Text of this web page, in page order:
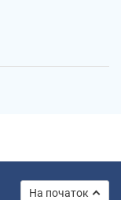
На початок